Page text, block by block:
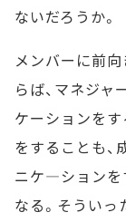
ないだろうか。
メンバーに前
らば、マネジ
ケーションをす
をすることも、
ニケ―ションを
なる。そういっ